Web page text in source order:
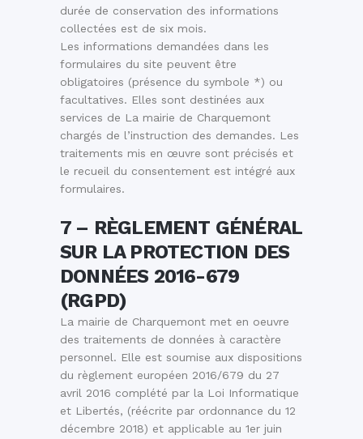
durée de conservation des informations
collectées est de six mois.
Les informations demandées dans les
formulaires du site peuvent être
obligatoires (présence du symbole *) ou
facultatives. Elles sont destinées aux
services de La mairie de Charquemont
chargés de l’instruction des demandes. Les
traitements mis en œuvre sont précisés et
le recueil du consentement est intégré aux
formulaires.
7 – RÈGLEMENT GÉNÉRAL
SUR LA PROTECTION DES
DONNÉES 2016-679
(RGPD)
La mairie de Charquemont met en oeuvre
des traitements de données à caractère
personnel. Elle est soumise aux dispositions
du règlement européen 2016/679 du 27
avril 2016 complété par la Loi Informatique
et Libertés, (réécrite par ordonnance du 12
décembre 2018) et applicable au 1er juin